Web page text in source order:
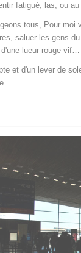
fatigué, las, ou
tous, Pour
saluer les gens
lueur rouge vif…
et d'un lever de